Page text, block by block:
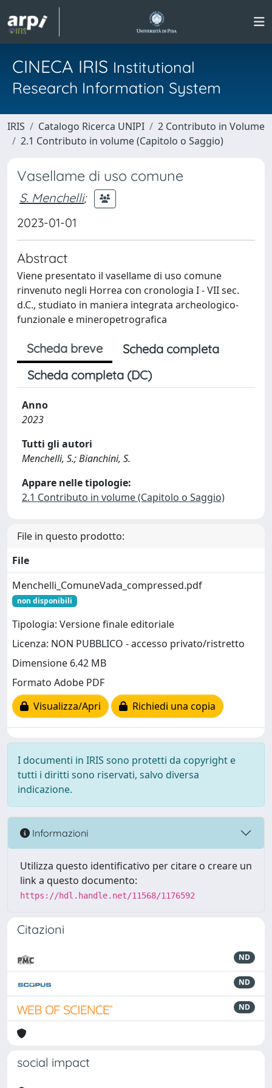
CINECA IRIS Institutional
Research Information System
IRIS Catalogo Ricerca UNIPI
2 Contributo in Volume
2.1 Contributo in volume (Capitolo o Saggio)
Vasellame di uso comune
S. Menchelli;
2023-01-01
Abstract
Viene presentato il vasellame di uso comune
rinvenuto negli Horrea con cronologia I - VII sec.
d.C., studiato in maniera integrata archeologico-
funzionale e mineropetrografica
Scheda breve
Scheda completa
Scheda completa (DC)
Anno
2023
Tutti gli autori
Menchelli, S.; Bianchini, S.
Appare nelle tipologie:
2.1 Contributo in volume (Capitolo o Saggio)
File in questo prodotto:
File
Menchelli_ComuneVada_compressed.pdf
non disponibili
Tipologia: Versione finale editoriale
Licenza: NON PUBBLICO - accesso privato/ristretto
Dimensione 6.42 MB
Formato Adobe PDF
Visualizza/Apri
Richiedi una copia
I documenti in IRIS sono protetti da copyright e
tutti i diritti sono riservati, salvo diversa
indicazione.
Informazioni
Utilizza questo identificativo per citare o creare un
link a questo documento:
https://hdl.handle.net/11568/1176592
Citazioni
ND
ND
ND
social impact